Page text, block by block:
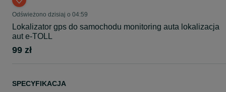
Odświeżono dzisiaj o 04:59
Lokalizator gps do samochodu monitoring auta lokalizacja
aut e-TOLL
99 zł
SPECYFIKACJA